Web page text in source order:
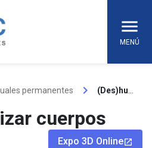
MENÚ
permanentes keyboard_arrow_right
cuerpos
Expo 3D Onlinelaunch